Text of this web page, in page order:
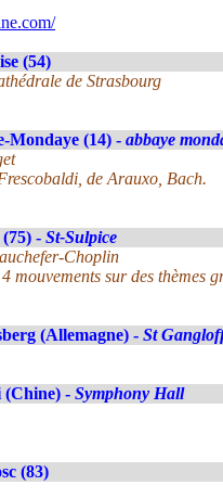
(54)
de Strasbourg
Mondaye (14) - abbaye
de Arauxo, Bach.
- St-Sulpice
Choplin
mouvements sur des thèmes
(Allemagne) - St
(Chine) - Symphony Hall
(83)